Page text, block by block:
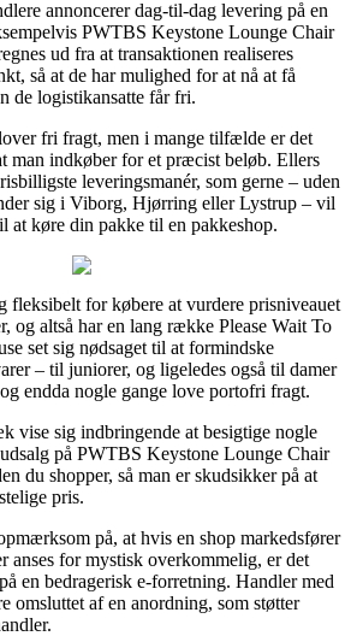
annoncerer dag-til-dag levering på en
PWTBS Keystone Lounge Chair
ud fra at transaktionen realiseres
så at de har mulighed for at nå at få
de logistikansatte får fri.
fri fragt, men i mange tilfælde er det
man indkøber for et præcist beløb. Ellers
leveringsmanér, som gerne – uden
sig i Viborg, Hjørring eller Lystrup – vil
at køre din pakke til en pakkeshop.
fleksibelt for købere at vurdere prisniveauet
og altså har en lang række Please Wait To
set sig nødsaget til at formindske
– til juniorer, og ligeledes også til damer
endda nogle gange love portofri fragt.
vise sig indbringende at besigtige nogle
på PWTBS Keystone Lounge Chair
du shopper, så man er skudsikker på at
pris.
på, at hvis en shop markedsfører
anses for mystisk overkommelig, er det
en bedragerisk e-forretning. Handler med
omsluttet af en anordning, som støtter